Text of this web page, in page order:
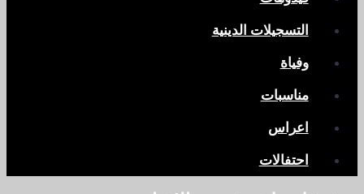
التسجيلات الدينية
وفياة
مناسبات
اعراس
احتفالات